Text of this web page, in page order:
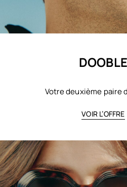
DOOBLE
Votre deuxième paire
VOIR L’OFFRE